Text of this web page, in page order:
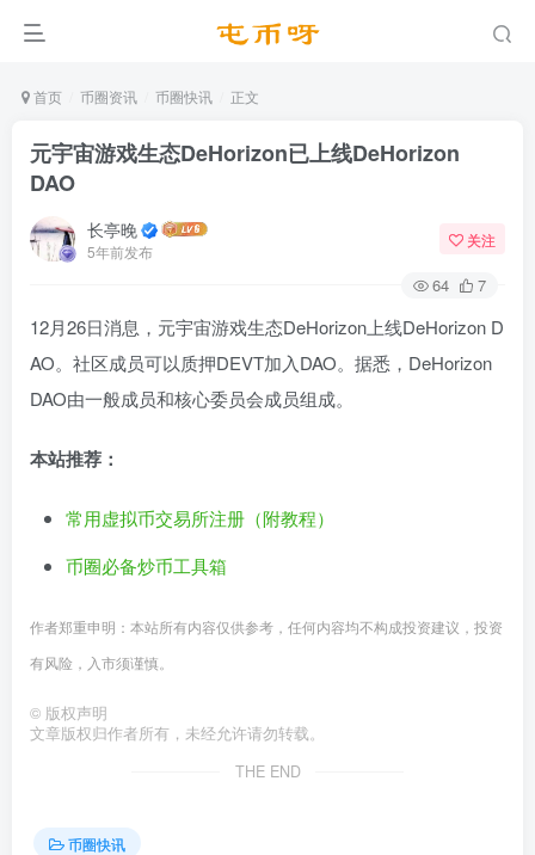
首页 币圈资讯 币圈快讯 正文
元宇宙游戏生态DeHorizon已上线DeHorizon
DAO
长亭晚
5年前发布
关注
64 7
12月26日消息，元宇宙游戏生态DeHorizon上线DeHorizon D
AO。社区成员可以质押DEVT加入DAO。据悉，DeHorizon
DAO由一般成员和核心委员会成员组成。
本站推荐：
常用虚拟币交易所注册（附教程）
币圈必备炒币工具箱
作者郑重申明：本站所有内容仅供参考，任何内容均不构成投资建议，投资
有风险，入市须谨慎。
© 版权声明
文章版权归作者所有，未经允许请勿转载。
THE END
币圈快讯